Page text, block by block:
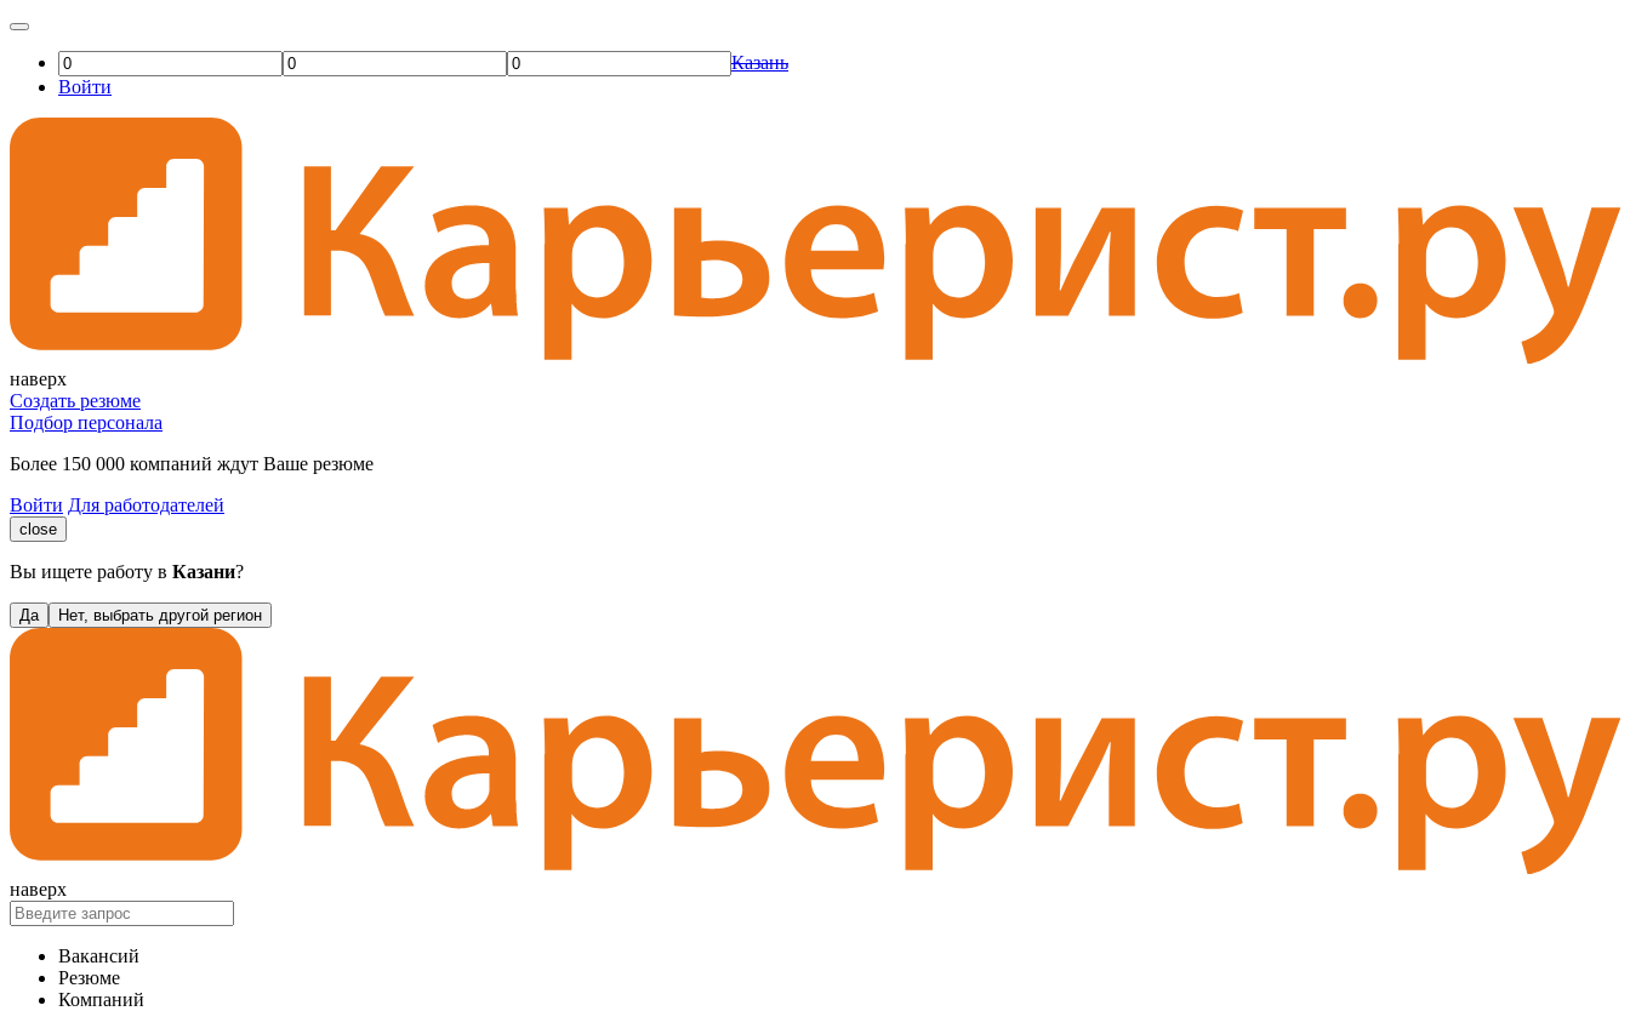
Казань
Войти
наверх
Создать резюме
Подбор персонала
Более 150 000 компаний ждут Ваше резюме
Войти Для работодателей
close
Вы ищете работу в Казани?
Да Нет, выбрать другой регион
наверх
Вакансий
Резюме
Компаний